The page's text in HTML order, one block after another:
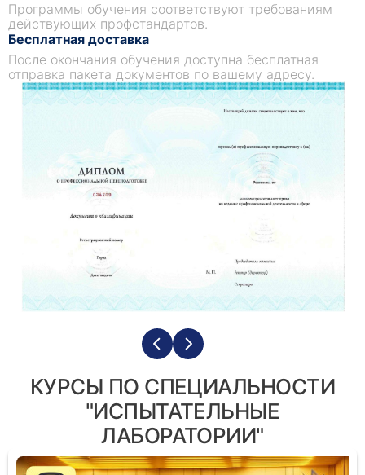
Программы обучения соответствуют требованиям
действующих профстандартов.
Бесплатная доставка
После окончания обучения доступна бесплатная
отправка пакета документов по вашему адресу.
КУРСЫ ПО СПЕЦИАЛЬНОСТИ
"ИСПЫТАТЕЛЬНЫЕ
ЛАБОРАТОРИИ"